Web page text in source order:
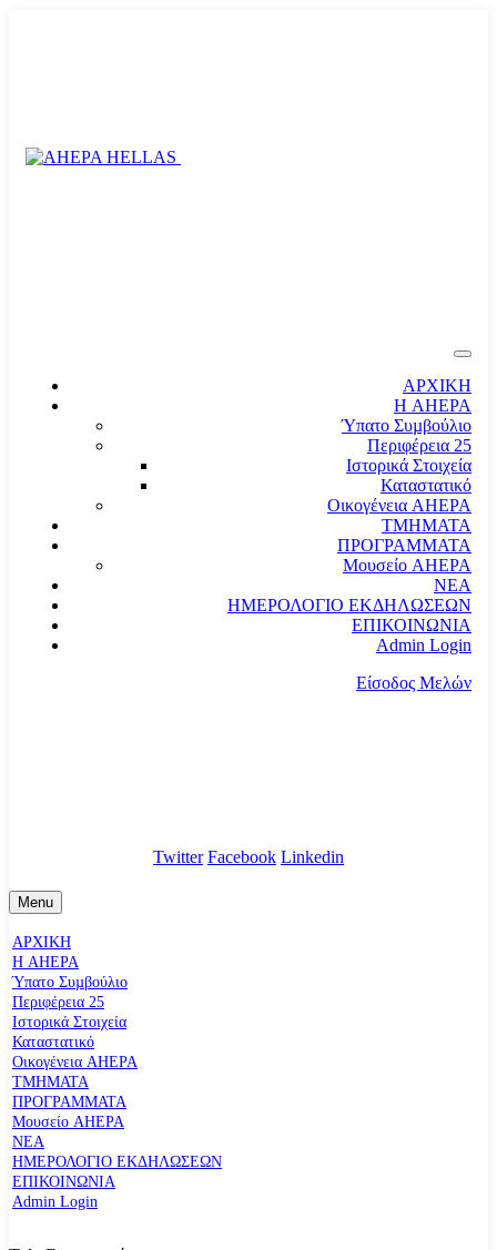
ΑΡΧΙΚΗ
Η AHEPA
Ύπατο Συµβούλιο
Περιφέρεια 25
Ιστορικά Στοιχεία
Καταστατικό
Οικογένεια AHEPA
ΤΜΗΜΑΤΑ
ΠΡΟΓΡΑΜΜΑΤΑ
Μουσείο AHEPA
ΝΕΑ
ΗΜΕΡΟΛΟΓΙΟ ΕΚΔΗΛΩΣΕΩΝ
ΕΠΙΚΟΙΝΩΝΙΑ
Admin Login
Είσοδος Μελών
Twitter Facebook Linkedin
Menu
ΑΡΧΙΚΗ
Η AHEPA
Ύπατο Συµβούλιο
Περιφέρεια 25
Ιστορικά Στοιχεία
Καταστατικό
Οικογένεια AHEPA
ΤΜΗΜΑΤΑ
ΠΡΟΓΡΑΜΜΑΤΑ
Μουσείο AHEPA
ΝΕΑ
ΗΜΕΡΟΛΟΓΙΟ ΕΚΔΗΛΩΣΕΩΝ
ΕΠΙΚΟΙΝΩΝΙΑ
Admin Login